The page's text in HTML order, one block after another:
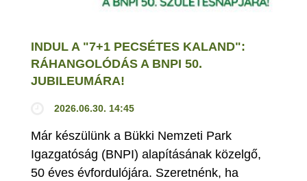
INDUL A "7+1 PECSÉTES KALAND":
RÁHANGOLÓDÁS A BNPI 50.
JUBILEUMÁRA!
2026.06.30. 14:45
Már készülünk a Bükki Nemzeti Park
Igazgatóság (BNPI) alapításának közelgő,
50 éves évfordulójára. Szeretnénk, ha